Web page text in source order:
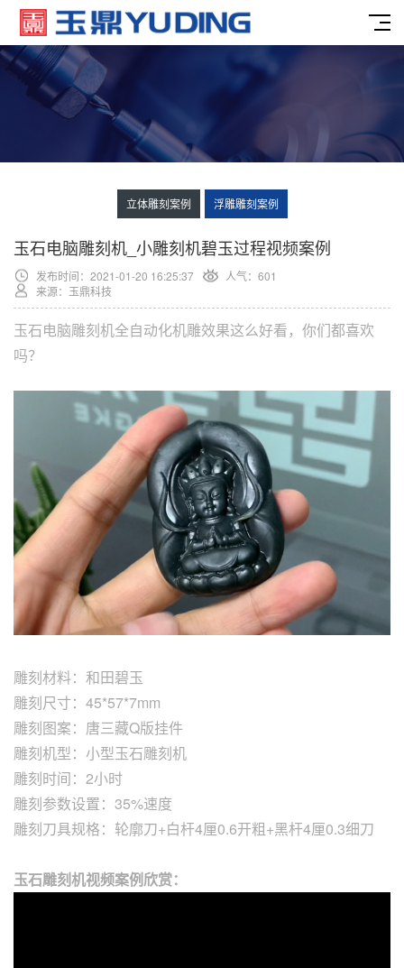
立体雕刻案例 浮雕雕刻案例
玉石电脑雕刻机_小雕刻机碧玉过程视频案例
发布时间：2021-01-20 16:25:37 人气： 601
来源：玉鼎科技
玉石电脑雕刻机全自动化机雕效果这么好看，你们都喜欢
吗？
雕刻材料：和田碧玉
雕刻尺寸：45*57*7mm
雕刻图案：唐三藏Q版挂件
雕刻机型：小型玉石雕刻机
雕刻时间：2小时
雕刻参数设置：35%速度
雕刻刀具规格：轮廓刀+白杆4厘0.6开粗+黑杆4厘0.3细刀
玉石雕刻机视频案例欣赏：